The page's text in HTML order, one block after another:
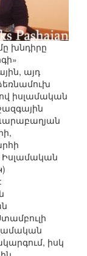
խնդիրը
այդ
իսլամական
իսկ